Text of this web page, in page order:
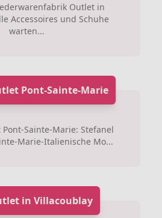
Outlet in
Accessoires und Schuhe
warten...
Pont-Sainte-Marie
Sainte-Marie: Stefanel
Marie-Italienische Mo...
in Villacoublay